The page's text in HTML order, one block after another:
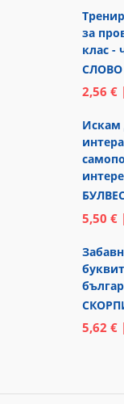
за
клас -
СЛОВО
2,56 €
Искам
5,50 €
5,62 €